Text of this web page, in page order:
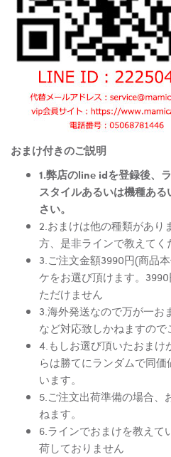
おまけ付きのご説明
1.弊店のline idを登録後、
スタイルあるいは機種あ
さい。
2.おまけは他の種類があり
方、是非ラインで教えてく
3.ご注文金額3990円(商品
ケをお選び頂けます。
ただけません
3.海外発送なので万が一お
など対応致しかねますので
4.もしお選び頂いたおまけ
らは勝てにランダムで同
います。
5.ご注文出荷準備の場合、
ねます。
6.ラインでおまけを教えて
荷しておりません